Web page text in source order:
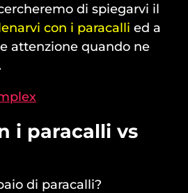
di spiegarvi il
con i paracalli ed a
attenzione quando ne
i paracalli vs
di paracalli?